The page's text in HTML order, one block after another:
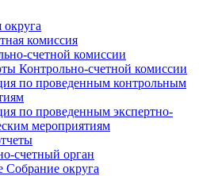
комиссия
счетной комиссии
Контрольно-счетной комиссии
по проведенным контрольным
по проведенным экспертно-
мероприятиям
счетный орган
округа